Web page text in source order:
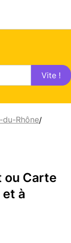
Vite !
du-Rhône/
ou Carte
à